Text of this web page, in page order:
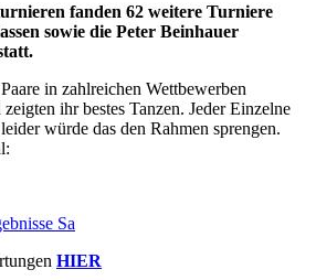
fanden 62 weitere Turniere
sowie die Peter Beinhauer
in zahlreichen Wettbewerben
ihr bestes Tanzen. Jeder Einzelne
würde das den Rahmen sprengen.
HIER